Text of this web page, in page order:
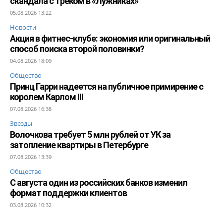
05.08.2026 13:22
Новости
Акция в фитнес-клубе: экономия или оригинальный
способ поиска второй половинки?
04.08.2026 18:09
Общество
Принц Гарри надеется на публичное примирение с
королем Карлом III
07.08.2026 16:38
Звезды
Волочкова требует 5 млн рублей от УК за
затопление квартиры в Петербурге
07.08.2026 13:39
Общество
С августа один из российских банков изменил
формат поддержки клиентов
03.08.2026 10:32